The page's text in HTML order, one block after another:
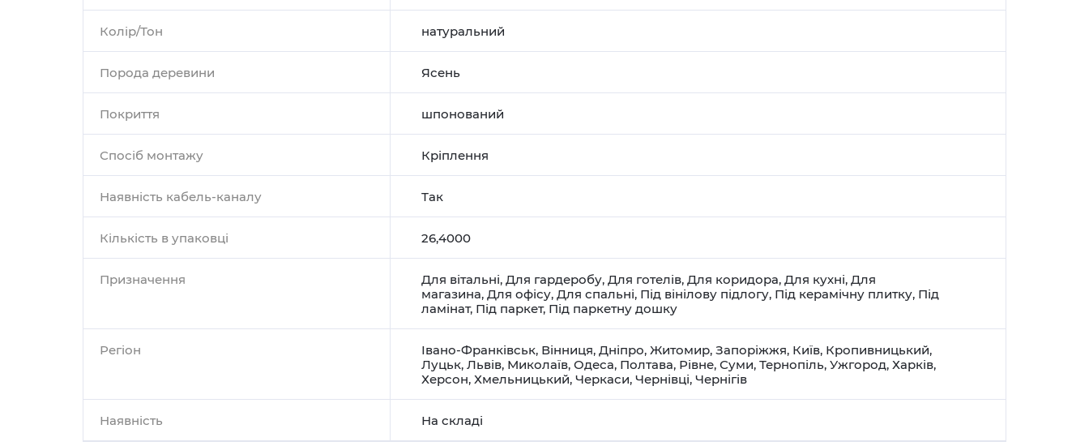
Колір/Тон натуральний
Порода деревини Ясень
Покриття шпонований
Спосіб монтажу Кріплення
Наявність кабель-каналу Так
Кількість в упаковці 26,4000
Призначення Для вітальні, Для гардеробу, Для готелів, Для коридора, Для кухні, Для
магазина, Для офісу, Для спальні, Під вінілову підлогу, Під керамічну плитку, Під
ламінат, Під паркет, Під паркетну дошку
Регіон Івано-Франківськ, Вінниця, Дніпро, Житомир, Запоріжжя, Київ, Кропивницький,
Луцьк, Львів, Миколаїв, Одеса, Полтава, Рівне, Суми, Тернопіль, Ужгород, Харків,
Херсон, Хмельницький, Черкаси, Чернівці, Чернігів
Наявність На складі